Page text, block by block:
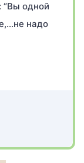
“Вы одной
надо